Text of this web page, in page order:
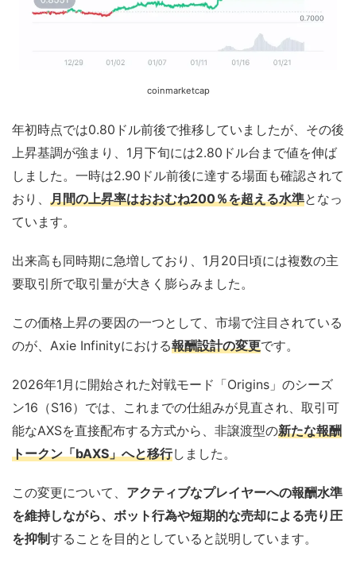
coinmarketcap
年初時点では0.80ドル前後で推移していましたが、その後
上昇基調が強まり、1月下旬には2.80ドル台まで値を伸ば
しました。一時は2.90ドル前後に達する場面も確認されて
おり、 月間の上昇率はおおむね200％を超える水準となっ
ています。
出来高も同時期に急増しており、1月20日頃には複数の主
要取引所で取引量が大きく膨らみました。
この価格上昇の要因の一つとして、市場で注目されている
のが、Axie Infinityにおける報酬設計の変更です。
2026年1月に開始された対戦モード「Origins」のシーズ
ン16（S16）では、これまでの仕組みが見直され、取引可
能なAXSを直接配布する方式から、非譲渡型の新たな報酬
トークン「bAXS」へと移行しました。
この変更について、 アクティブなプレイヤーへの報酬水準
を維持しながら、ボット行為や短期的な売却による売り圧
を抑制することを目的としていると説明しています。